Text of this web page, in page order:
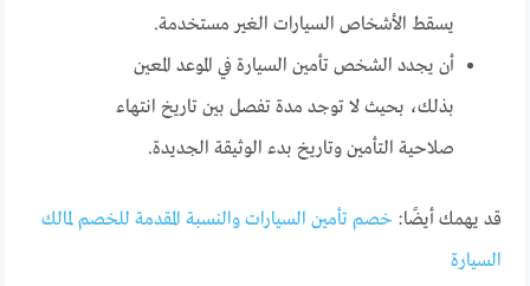
يسقط الأشخاص السيارات الغير مستخدمة.
أن يجدد الشخص تأمين السيارة في الموعد المعين
بذلك، بحيث لا توجد مدة تفصل بين تاريخ انتهاء
صلاحية التأمين وتاريخ بدء الوثيقة الجديدة.
قد يهمك أيضًا: خصم تأمين السيارات والنسبة المقدمة للخصم لمالك
السيارة